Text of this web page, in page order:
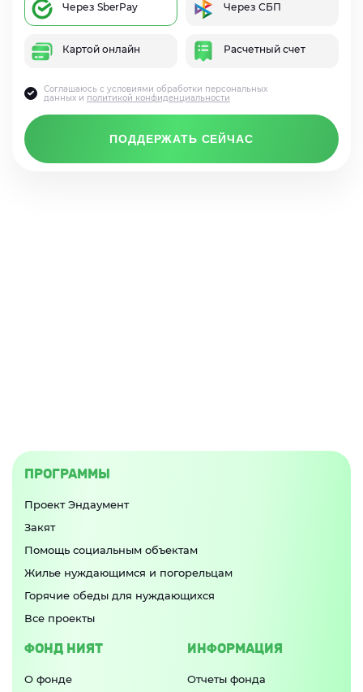
Через SberPay Через СБП
Картой онлайн Расчетный счет
ПОДДЕРЖАТЬ СЕЙЧАС
Соглашаюсь с условиями обработки персональных
данных и политикой конфиденциальности
ПРОГРАММЫ
Проект Эндаумент
Закят
Помощь социальным объектам
Жилье нуждающимся и погорельцам
Горячие обеды для нуждающихся
Все проекты
ФОНД НИЯТ
О фонде
ИНФОРМАЦИЯ
Отчеты фонда